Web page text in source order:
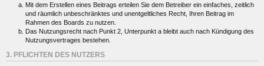
Mit dem Erstellen eines Beitrags erteilen Sie dem Betreiber ein einfaches, zeitlich
und räumlich unbeschränktes und unentgeltliches Recht, Ihren Beitrag im
Rahmen des Boards zu nutzen.
Das Nutzungsrecht nach Punkt 2, Unterpunkt a bleibt auch nach Kündigung des
Nutzungsvertrages bestehen.
3. PFLICHTEN DES NUTZERS